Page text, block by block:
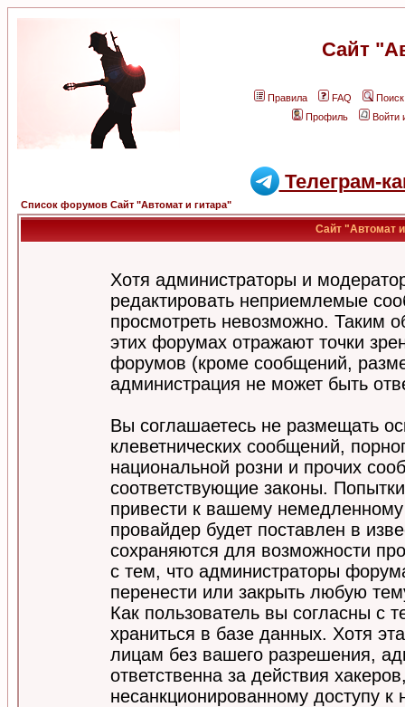
Сайт
Правила FAQ
Поиск
Профиль
Войти
Телеграм-
Список форумов Сайт "Автомат и гитара"
Сайт "Автомат и
Хотя администраторы и
редактировать неприемлемые
просмотреть невозможно. Таким
этих форумах отражают точки
форумов (кроме сообщений,
администрация не может быть
Вы соглашаетесь не размещать
клеветнических сообщений,
национальной розни и прочих
соответствующие законы.
привести к вашему
провайдер будет поставлен в
сохраняются для возможности
с тем, что администраторы
перенести или закрыть любую
Как пользователь вы согласны с
храниться в базе данных. Хотя
лицам без вашего разрешения,
ответственна за действия
несанкционированному доступу к